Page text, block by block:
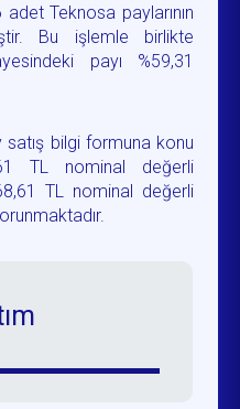
Teknosa paylarının
Bu işlemle birlikte
payı %59,31
bilgi formuna konu
TL nominal değerli
TL nominal değerli